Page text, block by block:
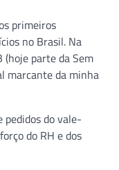
primeiros
no Brasil. Na
(hoje parte da Sem
marcante da minha
pedidos do vale-
do RH e dos